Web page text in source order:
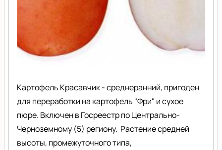
Картофель Красавчик - среднеранний, пригоден
для переработки на картофель "Фри" и сухое
пюре. Включен в Госреестр по Центрально-
Черноземному (5) региону. Растение средней
высоты, промежуточного типа,